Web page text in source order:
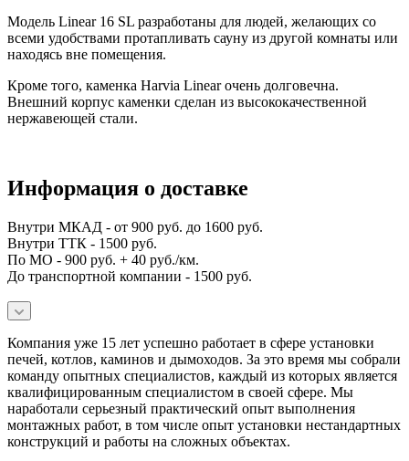
Модель Linear 16 SL разработаны для людей, желающих со
всеми удобствами протапливать сауну из другой комнаты или
находясь вне помещения.
Кроме того, каменка Harvia Linear очень долговечна.
Внешний корпус каменки сделан из высококачественной
нержавеющей стали.
Информация о доставке
Внутри МКАД - от 900 руб. до 1600 руб.
Внутри ТТК - 1500 руб.
По МО - 900 руб. + 40 руб./км.
До транспортной компании - 1500 руб.
Компания уже 15 лет успешно работает в сфере установки
печей, котлов, каминов и дымоходов. За это время мы собрали
команду опытных специалистов, каждый из которых является
квалифицированным специалистом в своей сфере. Мы
наработали серьезный практический опыт выполнения
монтажных работ, в том числе опыт установки нестандартных
конструкций и работы на сложных объектах.